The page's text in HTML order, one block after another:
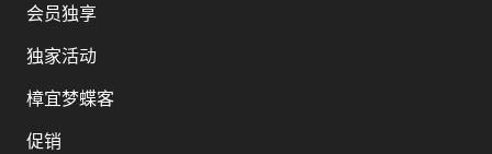
会员独享
独家活动
樟宜梦蝶客
促销